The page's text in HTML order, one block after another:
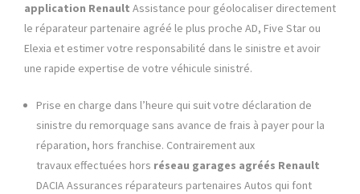
application Renault Assistance pour géolocaliser directement
le réparateur partenaire agréé le plus proche AD, Five Star ou
Elexia et estimer votre responsabilité dans le sinistre et avoir
une rapide expertise de votre véhicule sinistré.
Prise en charge dans l’heure qui suit votre déclaration de
sinistre du remorquage sans avance de frais à payer pour la
réparation, hors franchise. Contrairement aux
travaux effectuées hors réseau garages agréés Renault
DACIA Assurances réparateurs partenaires Autos qui font